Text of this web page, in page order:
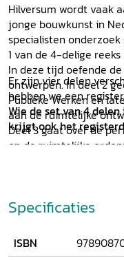
Hilversum wordt vaak
jonge bouwkunst in
specialisten
1 van de 4-delige reeks
In deze tijd oefende
ontwerpen. In deel 2
Publieke Werken en
aan de ruimtelijke
Deel 3gaat over de
op de ruimtelijke
gebouwen tonen zijn
Er zijn vier delen
hebben we een
Wie de set van 4
krijgt ook het
Specificaties
ISBN